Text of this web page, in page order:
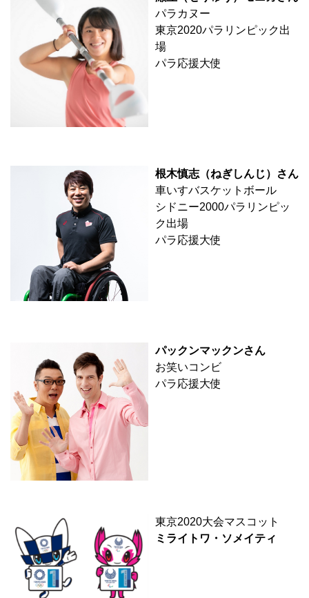
パラカヌー
東京2020パラリンピック出
場
パラ応援大使
根木慎志（ねぎしんじ）さん
車いすバスケットボール
シドニー2000パラリンピッ
ク出場
パラ応援大使
パックンマックンさん
お笑いコンビ
パラ応援大使
東京2020大会マスコット
ミライトワ・ソメイティ